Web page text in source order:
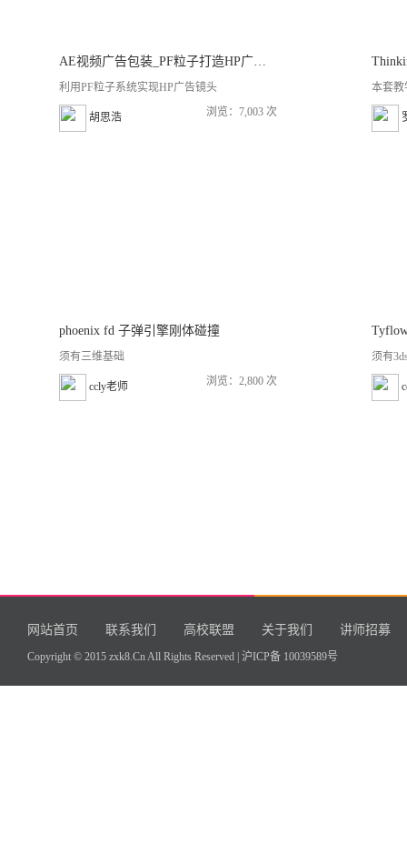
AE视频广告包装_PF粒子打造HP广告效果制作
利用PF粒子系统实现HP广告镜头
胡思浩 浏览：7,003 次
本套教
phoenix fd 子弹引擎刚体碰撞
须有三维基础
ccly老师 浏览：2,800 次
须有
网站首页 联系我们 高校联盟 关于我们 讲师招募
Copyright © 2015 zxk8.Cn All Rights Reserved | 沪ICP备 10039589号